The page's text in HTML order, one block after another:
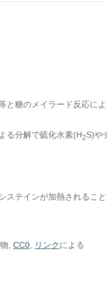
と糖のメイラード反応によ
る分解で硫化水素(H2S)や
ステインが加熱されるこ
CC0 リンクによる